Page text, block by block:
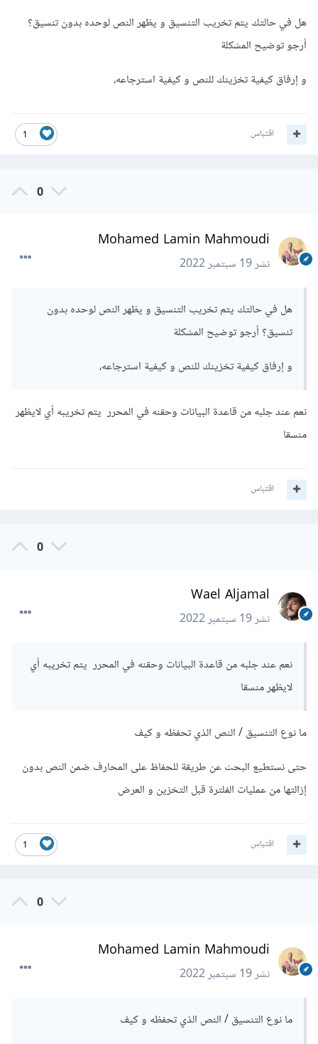
هل في حالتك يتم تخريب التنسيق و يظهر النص لوحده بدون تنسيق؟
أرجو توضيح المشكلة
و إرفاق كيفية تخزينك للنص و كيفية استرجاعه،
1 اقتباس
0
Mohamed Lamin Mahmoudi
نشر19 سبتمبر 2022
هل في حالتك يتم تخريب التنسيق و يظهر النص لوحده بدون
تنسيق؟ أرجو توضيح المشكلة
و إرفاق كيفية تخزينك للنص و كيفية استرجاعه،
نعم عند جلبه من قاعدة البيانات وحقنه في المحرر يتم تخريبه أي لايظهر
منسقا
اقتباس
0
Wael Aljamal
نشر19 سبتمبر 2022
نعم عند جلبه من قاعدة البيانات وحقنه في المحرر يتم تخريبه أي
لايظهر منسقا
ما نوع التنسيق / النص الذي تحفظه و كيف
حتى نستطيع البحث عن طريقة للحفاظ على المحارف ضمن النص بدون
إزالتها من عمليات الفلترة قبل التخزين و العرض
1 اقتباس
0
Mohamed Lamin Mahmoudi
نشر19 سبتمبر 2022
ما نوع التنسيق / النص الذي تحفظه و كيف